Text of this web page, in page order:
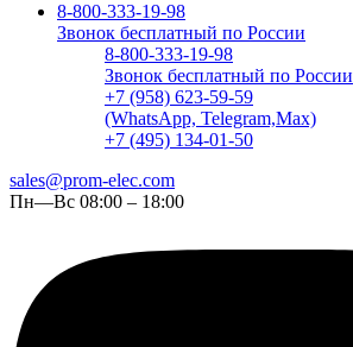
8-800-333-19-98
Звонок бесплатный по России
8-800-333-19-98
Звонок бесплатный по России
+7 (958) 623-59-59
(WhatsApp, Telegram,Max)
+7 (495) 134-01-50
sales@prom-elec.com
Пн—Вс 08:00 – 18:00